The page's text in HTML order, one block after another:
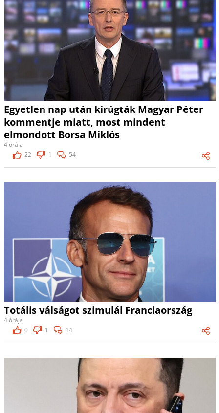
Egyetlen nap után kirúgták Magyar Péter
kommentje miatt, most mindent
elmondott Borsa Miklós
4 órája
22
1 54
Totális válságot szimulál Franciaország
4 órája
0
1 14